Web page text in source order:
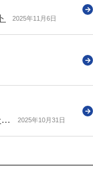
2025年11月6日
労働安全衛生法及び作業環境測定法の一部を改正する法律（主に令和8年4月施行分）に対応する政令の一部改正 官報に公布 2025年10月31日